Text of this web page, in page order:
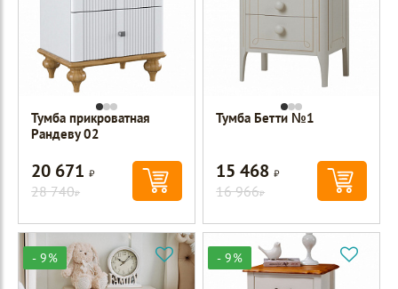
Тумба прикроватная
Рандеву 02
20 671Р
28 740Р
Тумба Бетти №1
15 468Р
16 966Р
- 9% - 9%